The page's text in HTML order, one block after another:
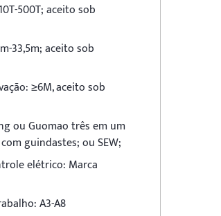
10T-500T; aceito sob
33,5m; aceito sob
≥6M, aceito sob
ou Guomao três em um
guindastes; ou SEW;
elétrico: Marca
A3-A8